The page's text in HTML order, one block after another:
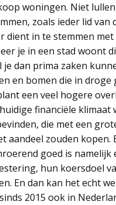
woningen. Niet
zoals ieder lid van
dient in te stemmen met
je in een stad woont
dan prima zaken
en bomen die in droge
een veel hogere
financiële klimaat
die met een
aandeel zouden kopen.
goed is namelijk
hun koersdoel
En dan kan het echt
2015 ook in